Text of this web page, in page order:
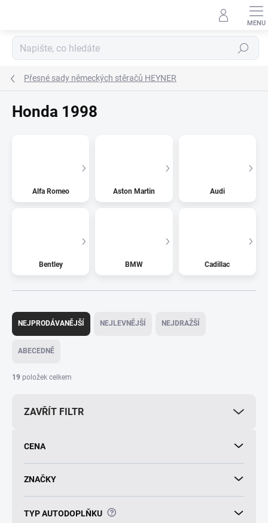
Hledat
Přesné sady německých stěračů HEYNER
Honda 1998
Alfa Romeo Aston Martin Audi
Bentley BMW Cadillac
Ř
z
í
NEJPRODÁVANĚJŠÍ NEJLEVNĚJŠÍ NEJDRAŽŠÍ
ABECEDNĚ
19 položek celkem
ZAVŘÍT FILTR
CENA
ZNAČKY
TYP AUTODOPLŇKU ?